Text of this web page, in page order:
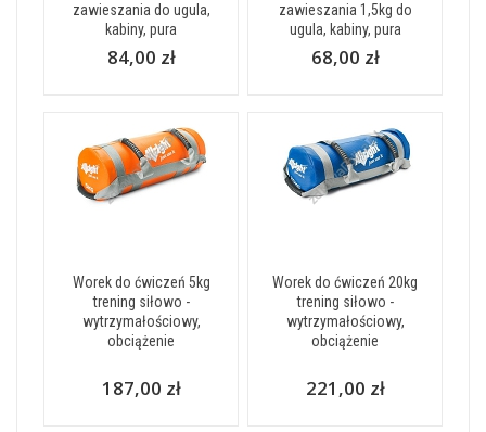
zawieszania do ugula,
kabiny, pura
84,00 zł
zawieszania 1,5kg do
ugula, kabiny, pura
68,00 zł
Worek do ćwiczeń 5kg
trening siłowo -
wytrzymałościowy,
obciążenie
187,00 zł
Worek do ćwiczeń 20kg
trening siłowo -
wytrzymałościowy,
obciążenie
221,00 zł